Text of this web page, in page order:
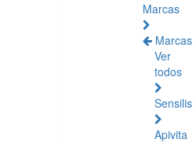
Marcas
Marcas
Ver
todos
Sensilis
Apivita